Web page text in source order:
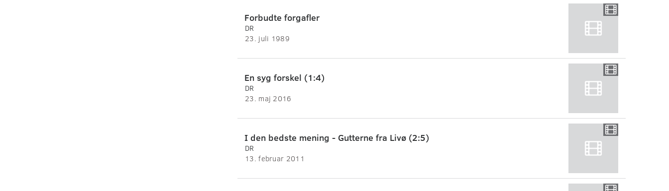
Forbudte forgafler
DR
23. juli 1989
En syg forskel (1:4)
DR
23. maj 2016
I den bedste mening - Gutterne fra Livø (2:5)
DR
13. februar 2011